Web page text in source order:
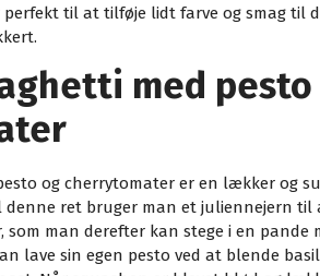
perfekt til at tilføje lidt farve og smag til
med
og cherrytomater er en lækker og
denne ret bruger man et juliennejern til
man derefter kan stege i en pande
lave sin egen pesto ved at blende